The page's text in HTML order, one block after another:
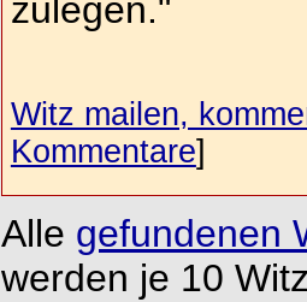
zulegen."
Witz mailen,
Kommentare]
Alle gefundenen
werden je 10